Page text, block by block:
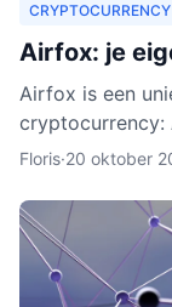
Airfox: je
Airfox is een
cryptocurrency:
aan elkaar
Floris·20 oktober